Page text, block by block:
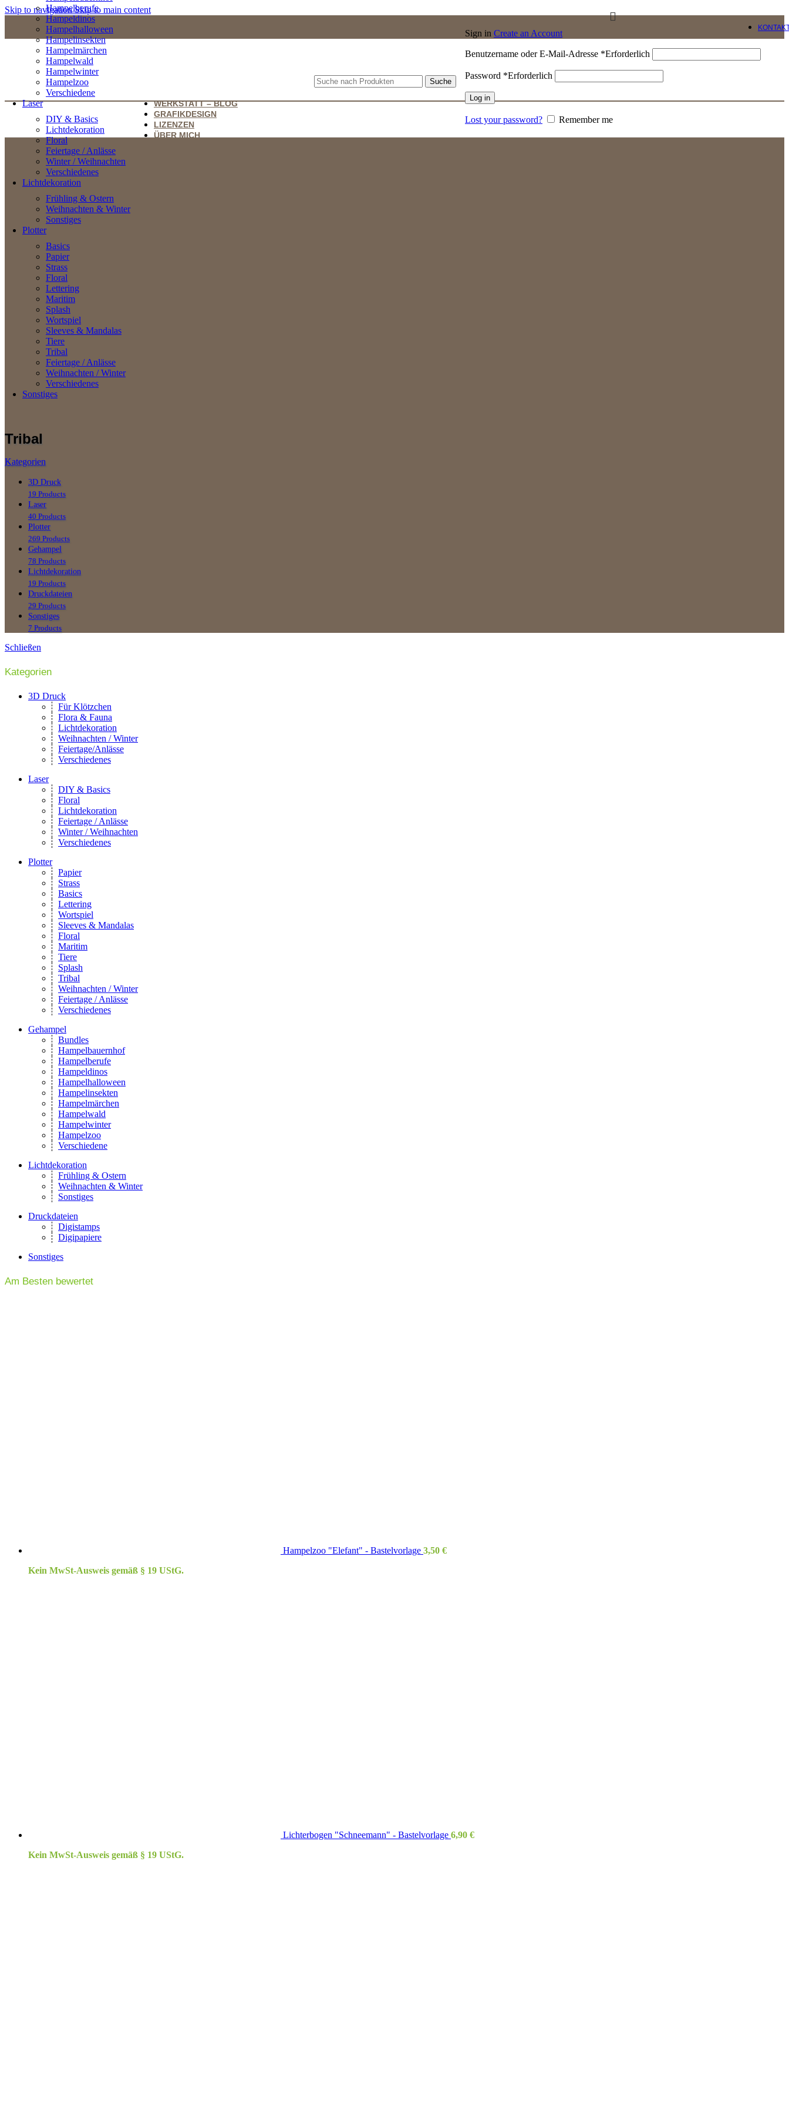
Skip to navigationSkip to main content
Suche
Sign in Create an Account
Benutzername oder E-Mail-Adresse *Erforderlich
Password *Erforderlich
Log in
Lost your password? Remember me
Hampelberufe
Hampeldinos
Hampelhalloween
Hampelinsekten
Hampelmärchen
Hampelwald
Hampelwinter
Hampelzoo
Verschiedene
Laser
DIY & Basics
Lichtdekoration
Floral
Feiertage / Anlässe
Winter / Weihnachten
Verschiedenes
Lichtdekoration
Frühling & Ostern
Weihnachten & Winter
Sonstiges
Plotter
Basics
Papier
Strass
Floral
Lettering
Maritim
Splash
Wortspiel
Sleeves & Mandalas
Tiere
Tribal
Feiertage / Anlässe
Weihnachten / Winter
Verschiedenes
Sonstiges
WERKSTATT – BLOG
GRAFIKDESIGN
LIZENZEN
ÜBER MICH
Tribal
Kategorien
3D Druck
19 Products
Laser
40 Products
Plotter
269 Products
Gehampel
78 Products
Lichtdekoration
19 Products
Druckdateien
29 Products
Sonstiges
7 Products
Schließen
Kategorien
3D Druck
Für Klötzchen
Flora & Fauna
Lichtdekoration
Weihnachten / Winter
Feiertage/Anlässe
Verschiedenes
Laser
DIY & Basics
Floral
Lichtdekoration
Feiertage / Anlässe
Winter / Weihnachten
Verschiedenes
Plotter
Papier
Strass
Basics
Lettering
Wortspiel
Sleeves & Mandalas
Floral
Maritim
Tiere
Splash
Tribal
Weihnachten / Winter
Feiertage / Anlässe
Verschiedenes
Gehampel
Bundles
Hampelbauernhof
Hampelberufe
Hampeldinos
Hampelhalloween
Hampelinsekten
Hampelmärchen
Hampelwald
Hampelwinter
Hampelzoo
Verschiedene
Lichtdekoration
Frühling & Ostern
Weihnachten & Winter
Sonstiges
Druckdateien
Digistamps
Digipapiere
Sonstiges
Am Besten bewertet
Hampelzoo "Elefant" - Bastelvorlage 3,50 €
Kein MwSt-Ausweis gemäß § 19 UStG.
Lichterbogen "Schneemann" - Bastelvorlage 6,90 €
Kein MwSt-Ausweis gemäß § 19 UStG.